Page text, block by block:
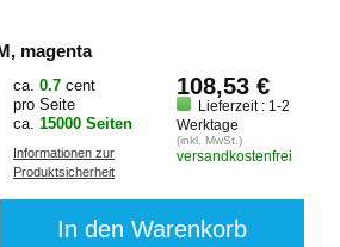
Toner 006 R 01459 M, magenta
ca. 0.7 cent
pro Seite
ca. 15000 Seiten
Informationen zur
Produktsicherheit
108,53 €
Lieferzeit : 1-2
Werktage
(inkl. MwSt.)
versandkostenfrei
In den Warenkorb